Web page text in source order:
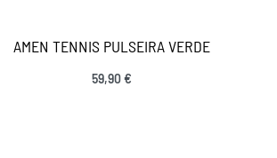
AMEN TENNIS PULSEIRA VERDE
59,90€